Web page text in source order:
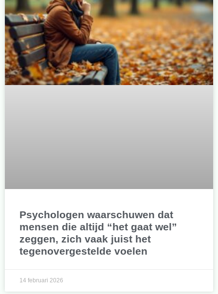
Psychologen waarschuwen dat
mensen die altijd “het gaat wel”
zeggen, zich vaak juist het
tegenovergestelde voelen
14 februari 2026